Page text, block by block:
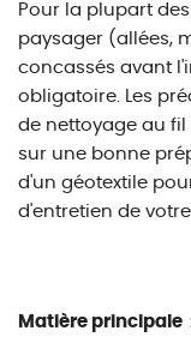
Pour la plupart
paysager (allées,
concassés avant
obligatoire. Les
de nettoyage au
sur une bonne
d'un géotextile
d'entretien de
Matière principale